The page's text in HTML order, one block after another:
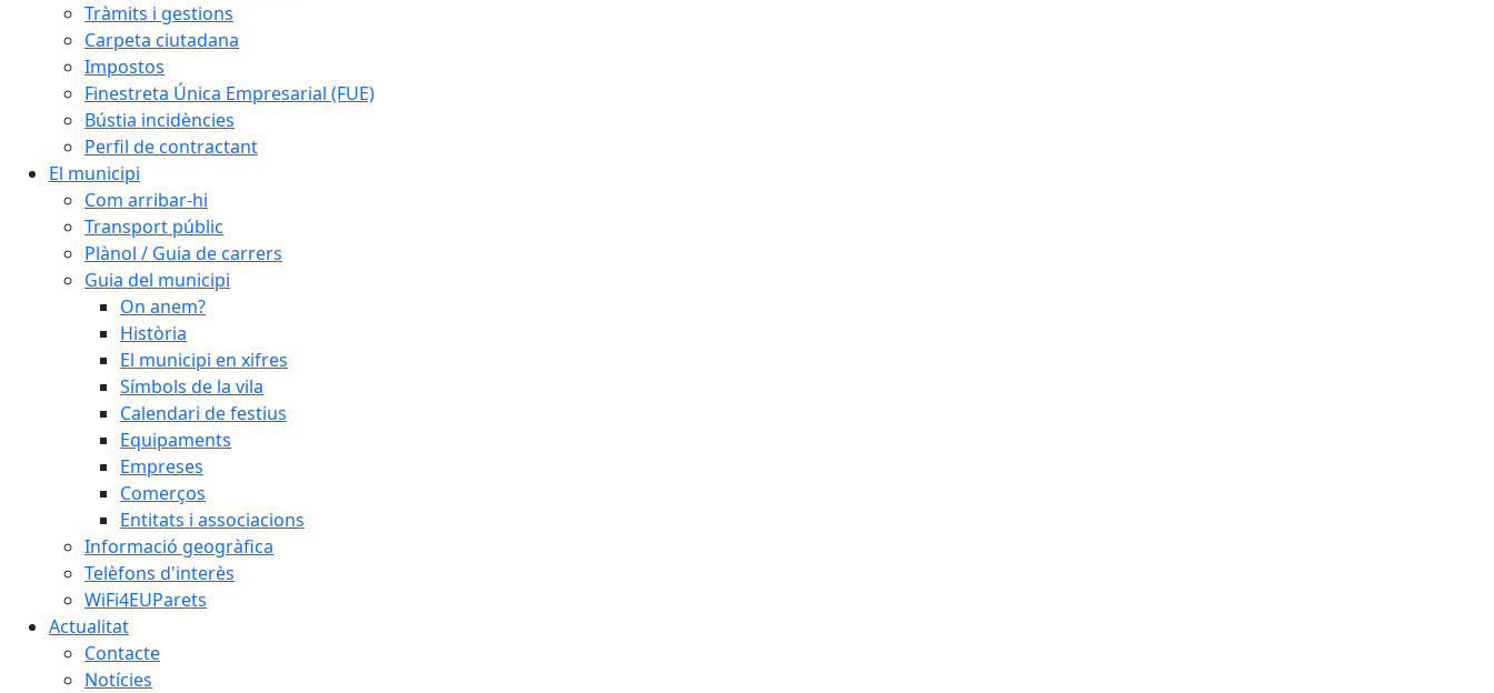
Tràmits i gestions
Carpeta ciutadana
Impostos
Finestreta Única Empresarial (FUE)
Bústia incidències
Perfil de contractant
El municipi
Com arribar-hi
Transport públic
Plànol / Guia de carrers
Guia del municipi
On anem?
Història
El municipi en xifres
Símbols de la vila
Calendari de festius
Equipaments
Empreses
Comerços
Entitats i associacions
Informació geogràfica
Telèfons d'interès
WiFi4EUParets
Actualitat
Contacte
Notícies